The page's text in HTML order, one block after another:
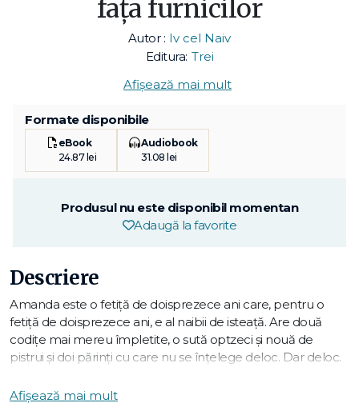
fața furnicilor
Autor : Iv cel Naiv
Editura: Trei
Afișează mai mult
Formate disponibile
eBook
24.87 lei
Audiobook
31.08 lei
Produsul nu este disponibil momentan
Adaugă la favorite
Descriere
Amanda este o fetiță de doisprezece ani care, pentru o
fetiță de doisprezece ani, e al naibii de isteață. Are două
codițe mai mereu împletite, o sută optzeci și nouă de
pistrui și doi părinți cu care nu se înțelege deloc. Dar deloc.
Stăpânită de această frică teribilă, Amanda se transformă în
Afișează mai mult